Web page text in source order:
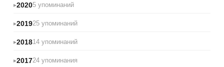
20205 упоминаний
201925 упоминаний
201814 упоминаний
201724 упоминания